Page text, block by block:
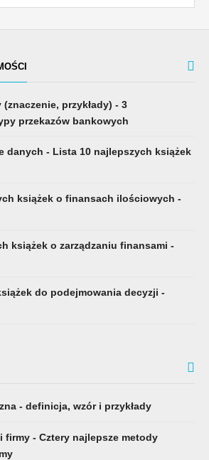
przykłady) - 3
przekazów bankowych
danych - Lista 10 najlepszych książek
książek o finansach ilościowych -
książek o zarządzaniu finansami -
do podejmowania decyzji -
- definicja, wzór i przykłady
firmy - Cztery najlepsze metody